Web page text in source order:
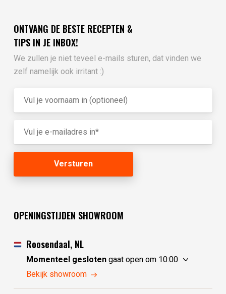
ONTVANG DE BESTE RECEPTEN &
TIPS IN JE INBOX!
We zullen je niet teveel e-mails sturen, dat vinden we
zelf namelijk ook irritant :)
OPENINGSTIJDEN SHOWROOM
Roosendaal, NL
Momenteel geslotengaat open om 10:00
donderdag
vrijdag
10:00 - 17:30
Bekijk showroom